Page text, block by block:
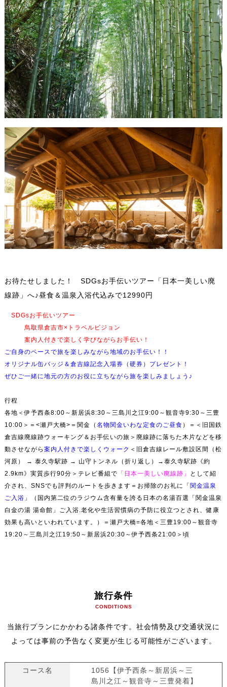
お待たせしました！ SDGsお手伝いツアー「日本一美しい廃
線跡」へ♪昼食＆温泉入浴代込みで12990円
SDGsお手伝いツアー
鳥取県倉吉市×トラベルビジョン
案内人付きで楽しく学びながらお手伝い！
ご自身のペースで旅を楽しみながら地域のお手伝い！！
オリジナル缶バッジ＆倉吉線記念入場券（硬券）プレゼント！
ぜひご一緒に地元の方のお役に立ちながら旅を楽しみましょう♪
行程
各地＜伊予西条8:00～新居浜8:30～三島川之江9:00～観音寺9:30～三豊
10:00＞＝<瀬戸大橋>＝関金（ 名物関金いわな定食のご昼食 ）＝＜旧国鉄
倉吉線廃線跡ウォーキング＆お手伝いの旅＞廃線跡に落ちた木片などを移
動させながら 案内人付きで楽しくウォーク ＜旧倉吉線レール敷設区間（松
河原） → 泰久寺駅跡 → 山守トンネル（折り返し）→泰久寺駅跡《約
2.9km》実質歩行90分＞テレビ番組で 「日本一美しい廃線跡」
として紹
介され、SNSでも評判のルートを歩きます＝お掃除のお礼に「関金温泉
ご入浴 」（国内第二位のラジウム含有量を誇る日本の名湯百選「関金温泉
白金の湯 湯命館」ご入浴.老化や生活習慣病の予防に役立つとされ、健康
効果も高いといわれています。）＝瀬戸大橋=各地＜三豊19:00～観音寺
19:20～三島川之江19:50～新居浜20:30～伊予西条21:00＞頃
旅行条件
CONDITIONS
当旅行プランにかかわる諸条件です。社会情勢及び交通状況に
よっては事前の予告なく変更が生じる可能性がございます。
コース名
1056【伊予西条～新居浜～三
島川之江～観音寺～三豊発着】